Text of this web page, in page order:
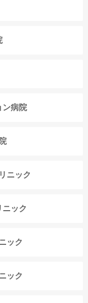
ン病院
ニック
ック
ック
ック